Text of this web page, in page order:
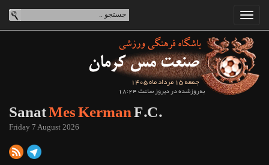
جمعه 15 مرداد ماه 1405
به‌روزشده در دیروز ساعت 18:24
SanatMes KermanF.C.
Friday 7 August 2026